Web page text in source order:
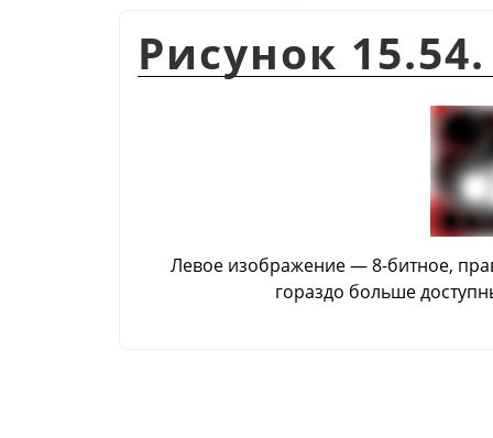
Рисунок
Левое изображение — 8-битное,
гораздо больше